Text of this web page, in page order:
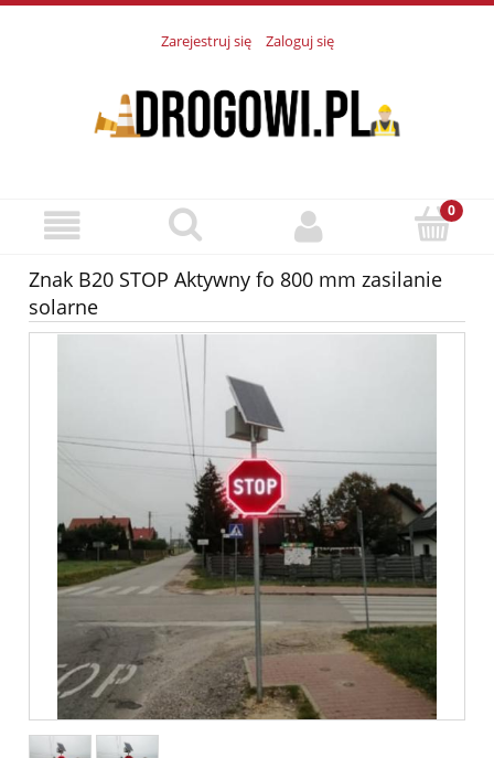
Zarejestruj się Zaloguj się
Znak B20 STOP Aktywny fo 800 mm zasilanie
solarne